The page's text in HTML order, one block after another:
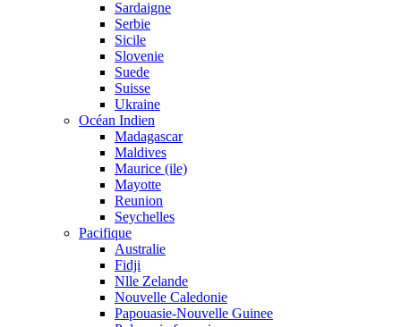
Sardaigne
Serbie
Sicile
Slovenie
Suede
Suisse
Ukraine
Océan Indien
Madagascar
Maldives
Maurice (ile)
Mayotte
Reunion
Seychelles
Pacifique
Australie
Fidji
Nlle Zelande
Nouvelle Caledonie
Papouasie-Nouvelle Guinee